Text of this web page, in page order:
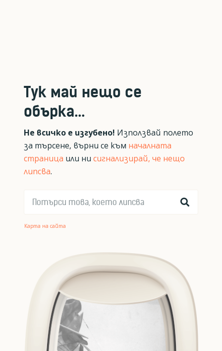
Тук май нещо се
обърка...
Не всичко е изгубено! Използвай полето
за търсене, върни се към началната
страница или ни сигнализирай, че нещо
липсва.
Карта на сайта